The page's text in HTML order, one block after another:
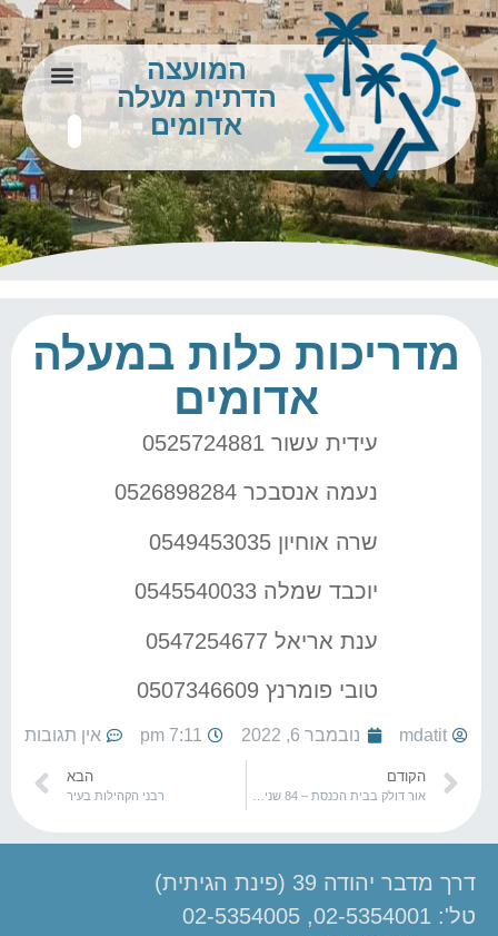
המועצה
הדתית מעלה
אדומים
מדריכות כלות במעלה
אדומים
עידית עשור 0525724881
נעמה אנסבכר 0526898284
שרה אוחיון 0549453035
יוכבד שמלה 0545540033
ענת אריאל 0547254677
טובי פומרנץ 0507346609
mdatit נובמבר 6, 2022 7:11 pm אין תגובות
הקודם הבא
רבני הקהילות בעיר
דרך מדבר יהודה 39 (פינת הגיתית)
טל': 02-5354001, 02-5354005